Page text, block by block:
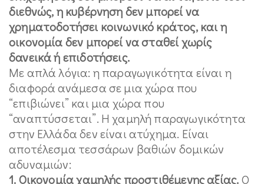
διεθνώς, η κυβέρνηση δεν μπορεί να
χρηματοδοτήσει κοινωνικό κράτος, και η
οικονομία δεν μπορεί να σταθεί χωρίς
δανεικά ή επιδοτήσεις.
Με απλά λόγια: η παραγωγικότητα είναι η
διαφορά ανάμεσα σε μια χώρα που
“επιβιώνει” και μια χώρα που
“αναπτύσσεται”. Η χαμηλή παραγωγικότητα
στην Ελλάδα δεν είναι ατύχημα. Είναι
αποτέλεσμα τεσσάρων βαθιών δομικών
αδυναμιών:
1. Οικονομία χαμηλής προστιθέμενης αξίας.Ο